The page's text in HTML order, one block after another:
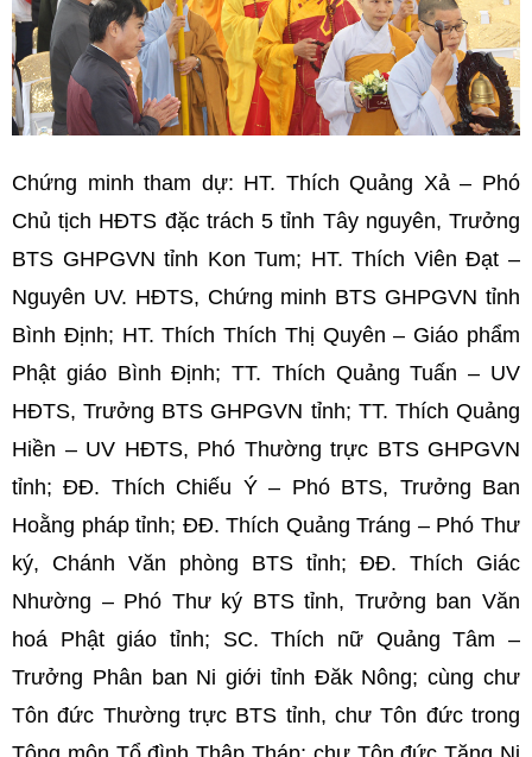
Chứng minh tham dự: HT. Thích Quảng Xả – Phó
Chủ tịch HĐTS đặc trách 5 tỉnh Tây nguyên, Trưởng
BTS GHPGVN tỉnh Kon Tum; HT. Thích Viên Đạt –
Nguyên UV. HĐTS, Chứng minh BTS GHPGVN tỉnh
Bình Định; HT. Thích Thích Thị Quyên – Giáo phẩm
Phật giáo Bình Định; TT. Thích Quảng Tuấn – UV
HĐTS, Trưởng BTS GHPGVN tỉnh; TT. Thích Quảng
Hiền – UV HĐTS, Phó Thường trực BTS GHPGVN
tỉnh; ĐĐ. Thích Chiếu Ý – Phó BTS, Trưởng Ban
Hoằng pháp tỉnh; ĐĐ. Thích Quảng Tráng – Phó Thư
ký, Chánh Văn phòng BTS tỉnh; ĐĐ. Thích Giác
Nhường – Phó Thư ký BTS tỉnh, Trưởng ban Văn
hoá Phật giáo tỉnh; SC. Thích nữ Quảng Tâm –
Trưởng Phân ban Ni giới tỉnh Đăk Nông; cùng chư
Tôn đức Thường trực BTS tỉnh, chư Tôn đức trong